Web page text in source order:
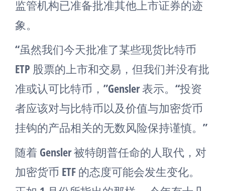
监管机构已准备批准其他上市证券的迹
象。
“虽然我们今天批准了某些现货比特币
ETP 股票的上市和交易，但我们并没有批
准或认可比特币，”Gensler 表示。“投资
者应该对与比特币以及价值与加密货币
挂钩的产品相关的无数风险保持谨慎。”
随着 Gensler 被特朗普任命的人取代，对
加密货币 ETF 的态度可能会发生变化。